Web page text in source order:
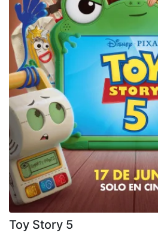
Toy Story 5